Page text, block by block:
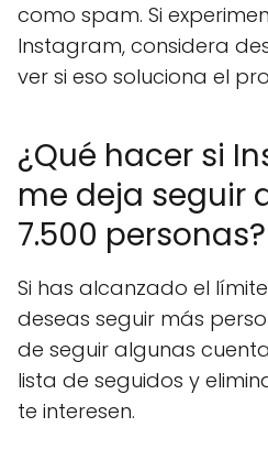
como spam. Si
Instagram, considera
ver si eso soluciona el
¿Qué hacer si
me deja seguir
7.500 personas?
Si has alcanzado el
deseas seguir más
de seguir algunas
lista de seguidos y
te interesen.